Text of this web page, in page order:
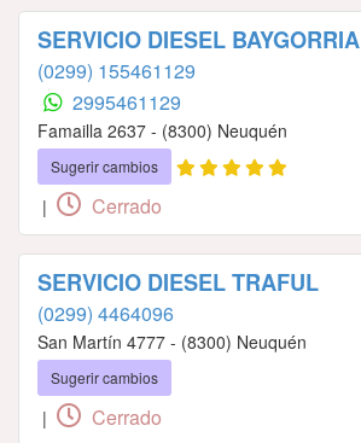
SERVICIO DIESEL BAYGORRIA
(0299) 155461129
2995461129
Famailla 2637 - (8300) Neuquén
Sugerir cambios
| Cerrado
SERVICIO DIESEL TRAFUL
(0299) 4464096
San Martín 4777 - (8300) Neuquén
Sugerir cambios
| Cerrado